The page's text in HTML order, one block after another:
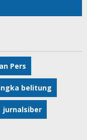
Pers
belitung
jurnalsiber